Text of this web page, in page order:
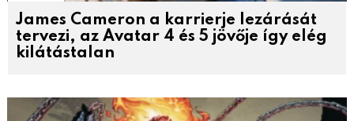
James Cameron a karrierje lezárását
tervezi, az Avatar 4 és 5 jövője így elég
kilátástalan